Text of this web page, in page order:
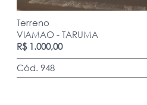
Terreno
VIAMAO - TARUMA
R$ 1.000,00
Cód. 948